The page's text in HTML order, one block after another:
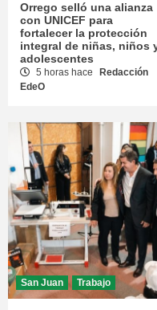
Orrego selló una alianza
con UNICEF para
fortalecer la protección
integral de niñas, niños
adolescentes
5 horas hace
Redacción
EdeO
San Juan Trabajo